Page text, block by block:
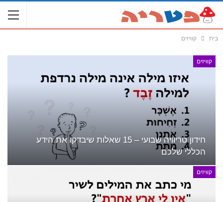
בית קוויזים
קוויזים
חידון טריוויה שבועי – 15 שאלות שיבדקו את הידע
הכללי שלכם
קוויזים